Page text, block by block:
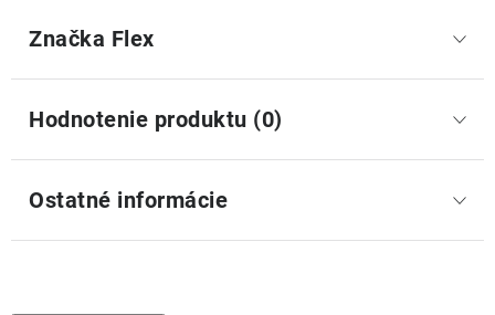
Značka Flex
Hodnotenie produktu (0)
Ostatné informácie